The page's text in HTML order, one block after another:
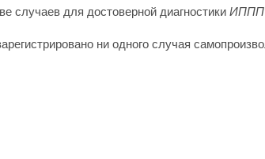
для достоверной диагностики ИППП
ни одного случая